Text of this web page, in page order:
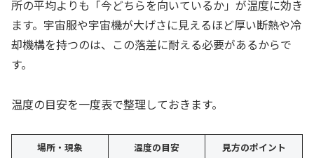
所の平均よりも「今どちらを向いているか」が温度に効き
ます。宇宙服や宇宙機が大げさに見えるほど厚い断熱や冷
却機構を持つのは、この落差に耐える必要があるからで
す。
温度の目安を一度表で整理しておきます。
場所・現象 温度の目安
見方のポイント